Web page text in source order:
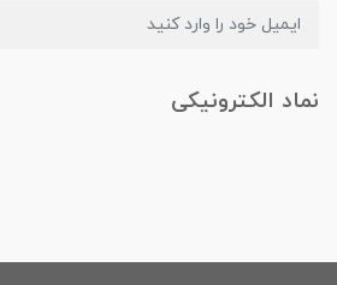
نماد الکترونیکی